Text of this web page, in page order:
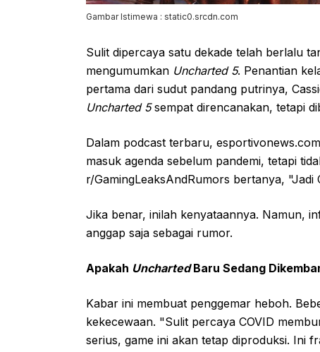
Gambar Istimewa : static0.srcdn.com
Sulit dipercaya satu dekade telah berlalu
mengumumkan Uncharted 5. Penantian
pertama dari sudut pandang putrinya,
Uncharted 5sempat direncanakan, tetapi
Dalam podcast terbaru,
masuk agenda sebelum pandemi, tetapi
r/GamingLeaksAndRumors bertanya, "Jadi
Jika benar, inilah kenyataannya. Namun,
anggap saja sebagai rumor.
Apakah UnchartedBaru Sedang
Kabar ini membuat penggemar heboh.
kekecewaan. "Sulit percaya COVID
serius, game ini akan tetap diproduksi. Ini